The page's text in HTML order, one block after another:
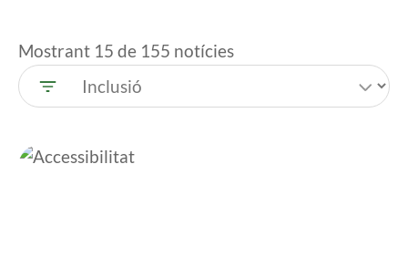
Mostrant 15 de 155 notícies
Imatge